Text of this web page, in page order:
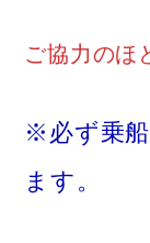
ご協力のほ
※必ず乗
ます。